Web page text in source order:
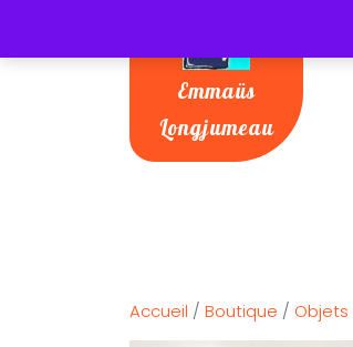
Emmaüs
Longjumeau
Accueil / Boutique / Objets